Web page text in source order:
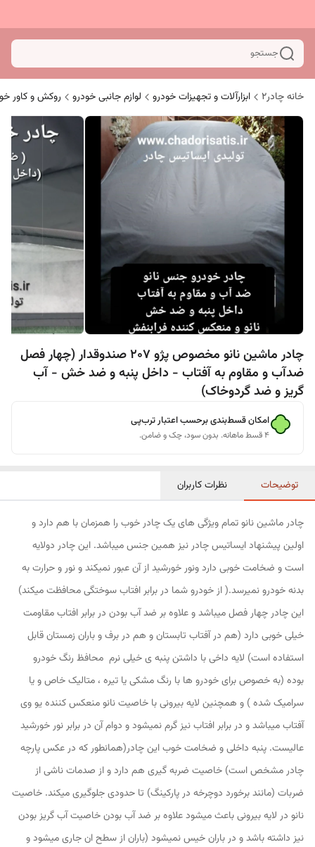
جستجو
خانه چادر۲ ابزارآلات و تجهیزات خودرو لوازم جانبی خودرو روکش و کاور
چادر ماشین نانو مخصوص پژو 207 صندوقدار (چهار فصل
ضدآب و مقاوم به آفتاب - داخل پنبه و ضد خش - آب
گریز و ضد گردوخاک)
امکان قسط‌بندی برحسب اعتبار ترب‌پی
۴ قسط ماهانه. بدون سود، چک و ضامن.
توضیحات نظرات کاربران
چادر ماشین نانو تمام ویژگی های یک چادر خوب را همزمان با هم دارد و
اولین پیشنهاد ایساتیس چادر نیز همین جنس میباشد. این چادر دولایه
است و ضخامت خوبی دارد ونور خورشید از آن عبور نمیکند و نور و حرارت به
بدنه خودرو نمیرسد.( از خودرو شما در برابر افتاب سوختگی محافظت میکند)
این چادر چهار فصل میباشد و علاوه بر ضد آب بودن در برابر افتاب مقاومت
خیلی خوبی دارد (هم در آفتاب تابستان و هم در برف و باران زمستان قابل
استفاده است) لایه داخی با داشتن پنبه ی خیلی نرم محافظ رنگ خودرو
بوده (به خصوص برای خودرو ها با رنگ مشکی یا تیره ، متالیک خاص و یا
سرامیک شده ) و همچنین لایه بیرونی با خاصیت نانو منعکس کننده یو وی
آفتاب میباشد و در برابر افتاب نیز گرم نمیشود و دوام آن در برابر نور خورشید
عالیست. پنبه داخلی و ضخامت خوب این چادر(همانطور که در عکس پارچه
چادر مشخص است) خاصیت ضربه گیری هم دارد و از صدمات ناشی از
ضربات (مانند برخورد دوچرخه در پارکینگ) تا حدودی جلوگیری میکند. خاصیت
نانو در لایه بیرونی باعث میشود علاوه بر ضد آب بودن خاصیت آب گریز بودن
نیز داشته باشد و در باران خیس نمیشود (باران از سطح ان جاری میشود و